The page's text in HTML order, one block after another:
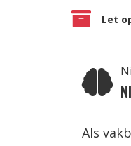
Let
Als